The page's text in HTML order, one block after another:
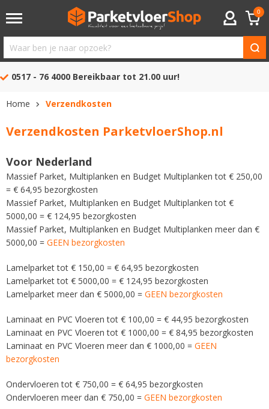
ACCOUNT
0
Waar
ben
naar
0517 - 76 4000 Bereikbaar tot 21.00 uur!
Home Verzendkosten
Verzendkosten ParketvloerShop.nl
Voor Nederland
Massief Parket, Multiplanken en Budget Multiplanken tot € 250,00
= € 64,95 bezorgkosten
Massief Parket, Multiplanken en Budget Multiplanken tot €
5000,00 = € 124,95 bezorgkosten
Massief Parket, Multiplanken en Budget Multiplanken meer dan €
5000,00 = GEEN bezorgkosten
Lamelparket tot € 150,00 = € 64,95 bezorgkosten
Lamelparket tot € 5000,00 = € 124,95 bezorgkosten
Lamelparket meer dan € 5000,00 = GEEN bezorgkosten
Laminaat en PVC Vloeren tot € 100,00 = € 44,95 bezorgkosten
Laminaat en PVC Vloeren tot € 1000,00 = € 84,95 bezorgkosten
Laminaat en PVC Vloeren meer dan € 1000,00 = GEEN
bezorgkosten
Ondervloeren tot € 750,00 = € 64,95 bezorgkosten
Ondervloeren meer dan € 750,00 = GEEN bezorgkosten